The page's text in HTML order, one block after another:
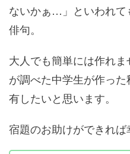
ないかぁ…」といわれて
俳句。
大人でも簡単には作れ
が調べた中学生が作っ
有したいと思います。
宿題のお助けができれば